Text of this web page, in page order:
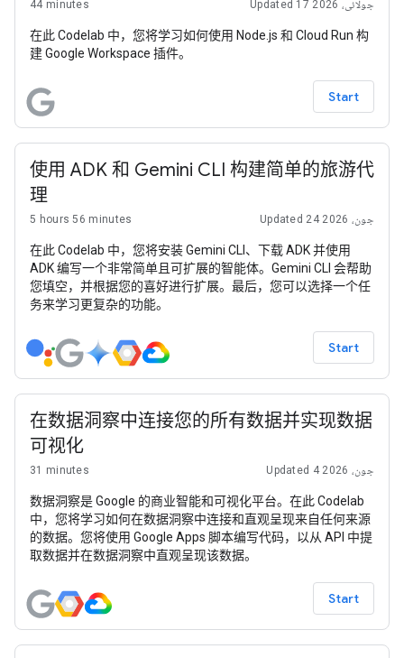
44 minutes Updated 17 جولائی، 2026
在此 Codelab 中，您将学习如何使用 Node.js 和 Cloud Run 构
建 Google Workspace 插件。
Start
使用 ADK 和 Gemini CLI 构建简单的旅游代
理
5 hours 56 minutes Updated 24 جون، 2026
在此 Codelab 中，您将安装 Gemini CLI、下载 ADK 并使用
ADK 编写一个非常简单且可扩展的智能体。Gemini CLI 会帮助
您填空，并根据您的喜好进行扩展。最后，您可以选择一个任
务来学习更复杂的功能。
Start
在数据洞察中连接您的所有数据并实现数据
可视化
31 minutes Updated 4 جون، 2026
数据洞察是 Google 的商业智能和可视化平台。在此 Codelab
中，您将学习如何在数据洞察中连接和直观呈现来自任何来源
的数据。您将使用 Google Apps 脚本编写代码，以从 API 中提
取数据并在数据洞察中直观呈现该数据。
Start